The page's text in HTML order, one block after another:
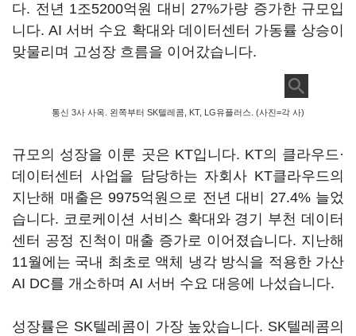
다. 전년 1조5200억원 대비 27%가량 증가한 규모입
니다. AI 서버 수요 확대와 데이터센터 가동률 상승이
맞물리며 고성장 흐름을 이어갔습니다.
통신 3사 사옥. 왼쪽부터 SK텔레콤, KT, LG유플러스. (사진=각 사)
규모의 성장을 이룬 곳은 KT입니다. KT의 클라우드·
데이터센터 사업을 담당하는 자회사 KT클라우드의
지난해 매출은 9975억원으로 전년 대비 27.4% 늘었
습니다. 코로케이션 서비스 확대와 경기 부천 데이터
센터 공정 진척이 매출 증가로 이어졌습니다. 지난해
11월에는 국내 최초로 액체 냉각 방식을 적용한 가산
AI DC를 개소하며 AI 서버 수요 대응에 나섰습니다.
성장률은 SK텔레콤이 가장 높았습니다. SK텔레콤의